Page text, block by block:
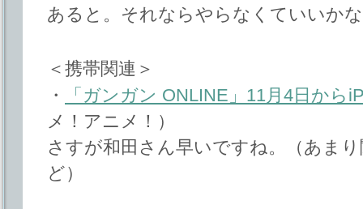
あると。それならやらなくていいか
＜携帯関連＞
・
「ガンガン ONLINE」11月4日から
メ！アニメ！）
さすが和田さん早いですね。（あま
ど）